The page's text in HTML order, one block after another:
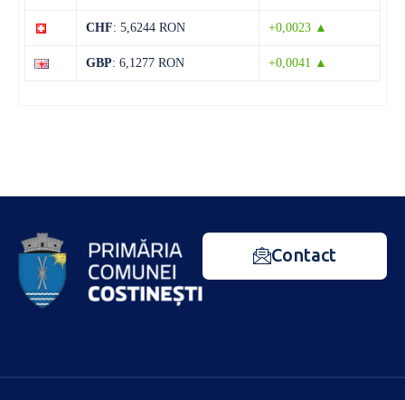
CHF: 5,6244 RON +0,0023 ▲
GBP: 6,1277 RON +0,0041 ▲
Contact